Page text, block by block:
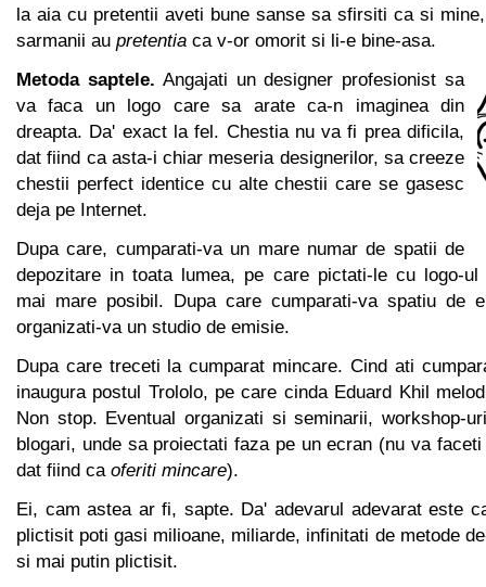
la aia cu pretentii aveti bune sanse sa sfirsiti ca si
sarmanii au pretentia ca v-or omorit si li-e bine-asa.
Metoda saptele. Angajati un designer profesionist sa
va faca un logo care sa arate ca-n imaginea din
dreapta. Da' exact la fel. Chestia nu va fi prea dificila,
dat fiind ca asta-i chiar meseria designerilor, sa creeze
chestii perfect identice cu alte chestii care se gasesc
deja pe Internet.
Dupa care, cumparati-va un mare numar de spatii de
depozitare in toata lumea, pe care pictati-le cu logo-ul
mai mare posibil. Dupa care cumparati-va spatiu de
organizati-va un studio de emisie.
Dupa care treceti la cumparat mincare. Cind ati
inaugura postul Trololo, pe care cinda Eduard Khil
Non stop. Eventual organizati si seminarii, workshop-
blogari, unde sa proiectati faza pe un ecran (nu va
dat fiind ca oferiti mincare).
Ei, cam astea ar fi, sapte. Da' adevarul adevarat este
plictisit poti gasi milioane, miliarde, infinitati de metode
si mai putin plictisit.